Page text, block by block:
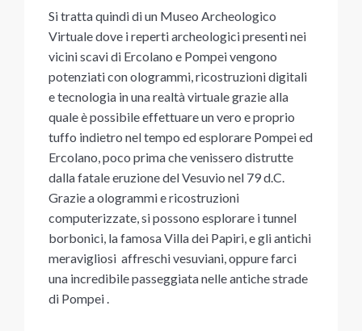
Si tratta quindi di un Museo Archeologico
Virtuale dove i reperti archeologici presenti nei
vicini scavi di Ercolano e Pompei vengono
potenziati con ologrammi, ricostruzioni digitali
e tecnologia in una realtà virtuale grazie alla
quale è possibile effettuare un vero e proprio
tuffo indietro nel tempo ed esplorare Pompei ed
Ercolano, poco prima che venissero distrutte
dalla fatale eruzione del Vesuvio nel 79 d.C.
Grazie a ologrammi e ricostruzioni
computerizzate, si possono esplorare i tunnel
borbonici, la famosa Villa dei Papiri, e gli antichi
meravigliosi affreschi vesuviani, oppure farci
una incredibile passeggiata nelle antiche strade
di Pompei .